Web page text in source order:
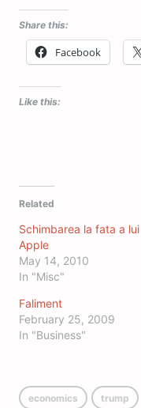
Share this:
Facebook
Like this:
Related
Schimbarea la fata a lui
Apple
May 14, 2010
In "Misc"
Faliment
February 25, 2009
In "Business"
economics trump